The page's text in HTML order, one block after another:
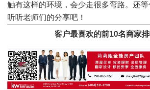
触有这样的环境，会少走很多弯路。还
听听老师们的分享吧！
客户最喜欢的前10名商家